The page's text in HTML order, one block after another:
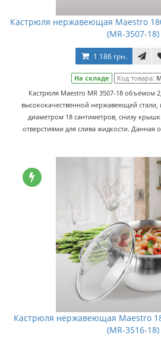
Кастрюля нержавеющая Maestro
(MR-3507-18)
1 186 грн.
На складе Код товара:
Кастрюля Maestro MR 3507-18 объёмом
высококачественной нержавеющей
диаметром 18 сантиметров, снизу
отверстиями для слива жидкости. Данная
Кастрюля нержавеющая Maestro
(MR-3516-18)